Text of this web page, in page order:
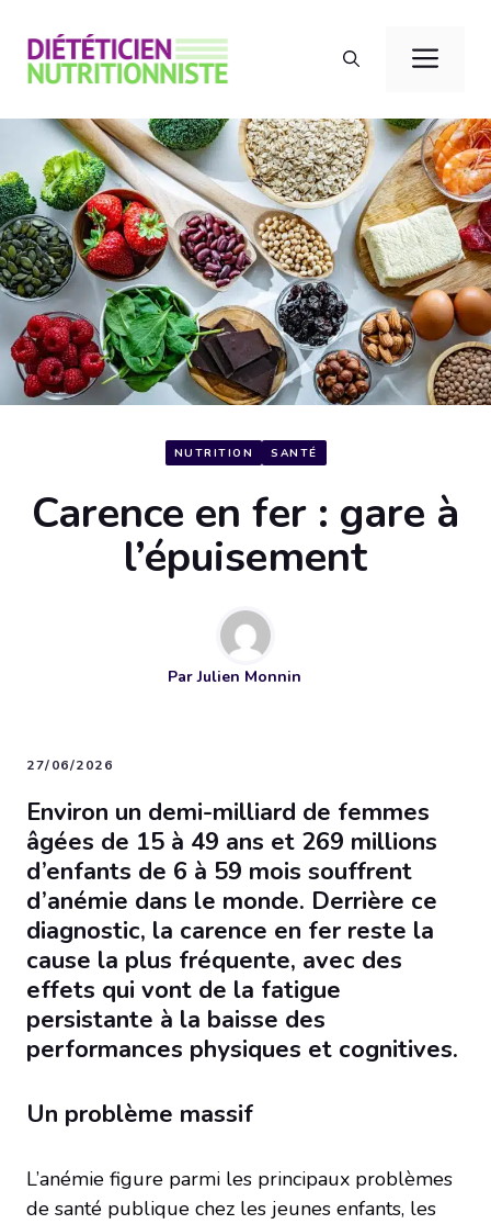
contenu
NUTRITION SANTÉ
Carence en fer : gare à
l’épuisement
ParJulien Monnin
27/06/2026
Environ un demi-milliard de femmes
âgées de 15 à 49 ans et 269 millions
d’enfants de 6 à 59 mois souffrent
d’anémie dans le monde. Derrière ce
diagnostic, la carence en fer reste la
cause la plus fréquente, avec des
effets qui vont de la fatigue
persistante à la baisse des
performances physiques et cognitives.
Un problème massif
L’anémie figure parmi les principaux problèmes
de santé publique chez les jeunes enfants, les